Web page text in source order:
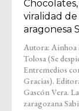
viralidad
aragonesa
Autora:
Tolosa (Se
Entremedios
Gracias). Editora: Patricia
Gascón Vera. La periodista
zaragozana
tras años como
televisión y locutora
para
comenzó su andadura en